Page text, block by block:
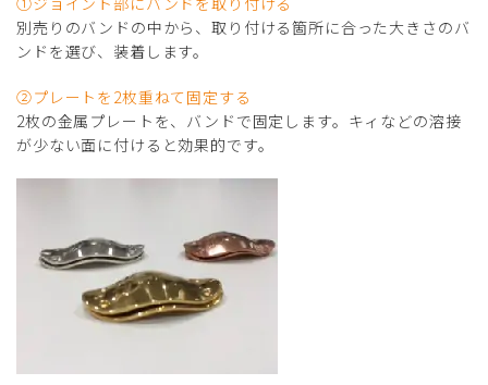
別売りのバンドの中から、取り付ける箇所に合った大きさのバ
ンドを選び、装着します。
②プレートを2枚重ねて固定する
2枚の金属プレートを、バンドで固定します。キィなどの溶接
が少ない面に付けると効果的です。